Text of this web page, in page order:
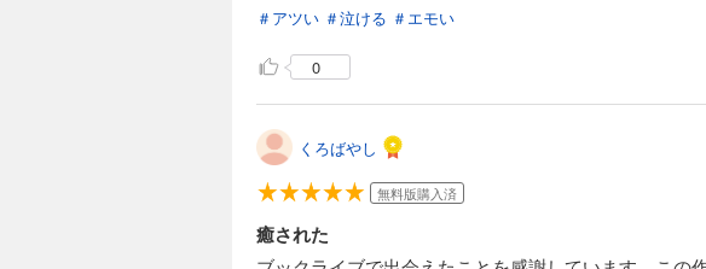
＃アツい ＃泣ける ＃エモい
0
くろばやし
無料版購入済
癒された